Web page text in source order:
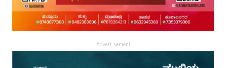
Advertisement